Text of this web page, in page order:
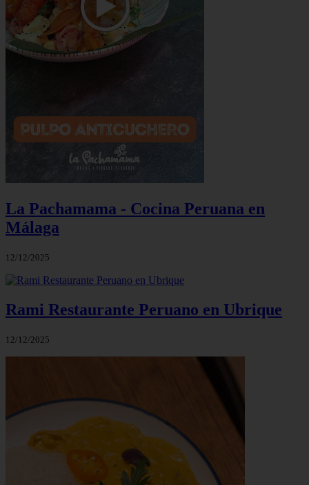
La Pachamama - Cocina Peruana en
Málaga
12/12/2025
Rami Restaurante Peruano en Ubrique
12/12/2025